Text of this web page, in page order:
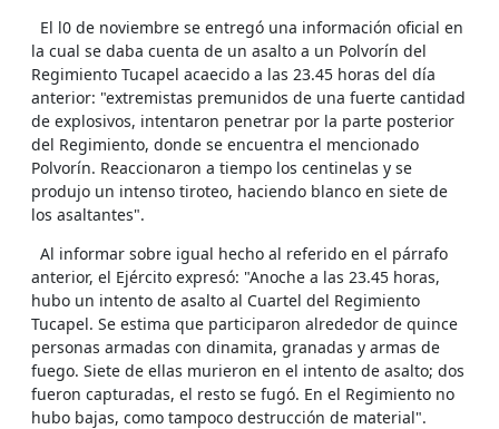
El l0 de noviembre se entregó una información oficial en
la cual se daba cuenta de un asalto a un Polvorín del
Regimiento Tucapel acaecido a las 23.45 horas del día
anterior: "extremistas premunidos de una fuerte cantidad
de explosivos, intentaron penetrar por la parte posterior
del Regimiento, donde se encuentra el mencionado
Polvorín. Reaccionaron a tiempo los centinelas y se
produjo un intenso tiroteo, haciendo blanco en siete de
los asaltantes".
Al informar sobre igual hecho al referido en el párrafo
anterior, el Ejército expresó: "Anoche a las 23.45 horas,
hubo un intento de asalto al Cuartel del Regimiento
Tucapel. Se estima que participaron alrededor de quince
personas armadas con dinamita, granadas y armas de
fuego. Siete de ellas murieron en el intento de asalto; dos
fueron capturadas, el resto se fugó. En el Regimiento no
hubo bajas, como tampoco destrucción de material".